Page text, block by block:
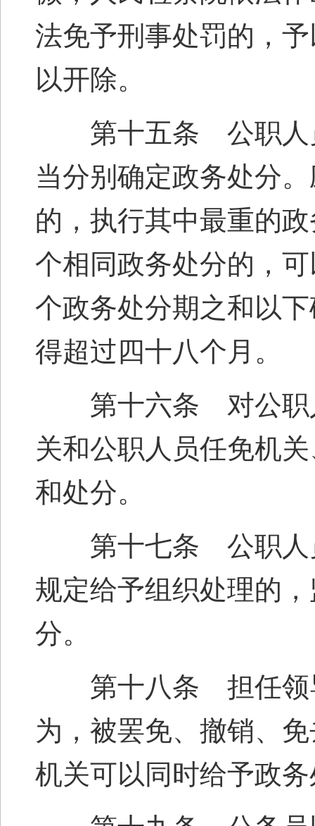
法免予刑事处罚的，
以开除。
第十五条 公职人员
当分别确定政务处分
的，执行其中最重的
个相同政务处分的，
个政务处分期之和以
得超过四十八个月。
第十六条 对公职人
关和公职人员任免机
和处分。
第十七条 公职人员
规定给予组织处理的
分。
第十八条 担任领导
为，被罢免、撤销、
机关可以同时给予政